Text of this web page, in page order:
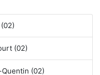
(02)
(02)